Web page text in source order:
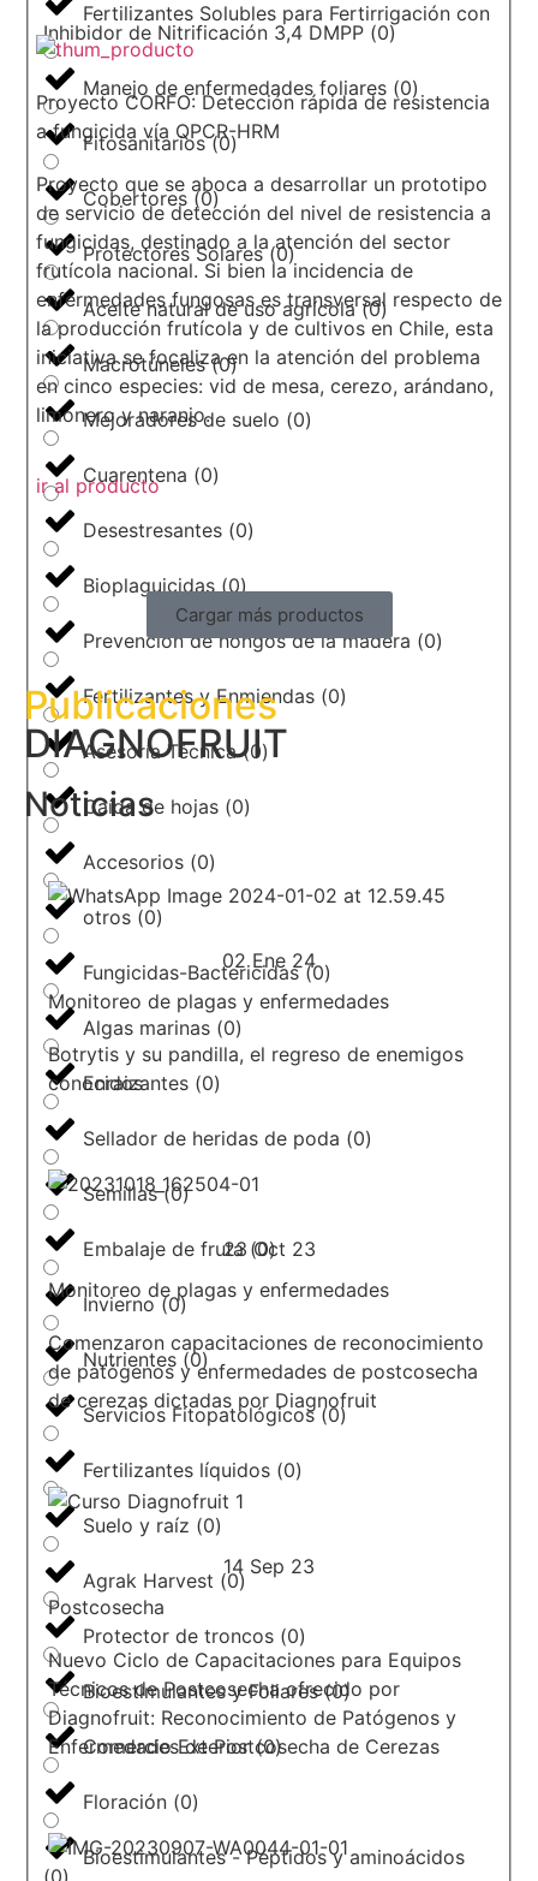
Fertilizantes Solubles para Fertirrigación con
Inhibidor de Nitrificación 3,4 DMPP (0)
Manejo de enfermedades foliares (0)
Fitosanitarios (0)
Cobertores (0)
Protectores Solares (0)
Aceite natural de uso agrícola (0)
Macrotúneles (0)
Mejoradores de suelo (0)
Cuarentena (0)
Desestresantes (0)
Bioplaguicidas (0)
Prevención de hongos de la madera (0)
Fertilizantes y Enmiendas (0)
Asesoría Técnica (0)
Caída de hojas (0)
Accesorios (0)
otros (0)
Fungicidas-Bactericidas (0)
Algas marinas (0)
Enraizantes (0)
Sellador de heridas de poda (0)
Semillas (0)
Embalaje de fruta (0)
Invierno (0)
Nutrientes (0)
Servicios Fitopatológicos (0)
Fertilizantes líquidos (0)
Suelo y raíz (0)
Agrak Harvest (0)
Protector de troncos (0)
Bioestimulantes y Foliares (0)
Comercio Exterior (0)
Floración (0)
Bioestimulantes - Péptidos y aminoácidos
Proyecto CORFO: Detección rápida de resistencia
a fungicida vía QPCR-HRM
Proyecto que se aboca a desarrollar un prototipo
de servicio de detección del nivel de resistencia a
fungicidas, destinado a la atención del sector
frutícola nacional. Si bien la incidencia de
enfermedades fungosas es transversal respecto de
la producción frutícola y de cultivos en Chile, esta
iniciativa se focaliza en la atención del problema
en cinco especies: vid de mesa, cerezo, arándano,
limonero y naranjo.
ir al producto
Cargar más productos
Publicaciones
DIAGNOFRUIT
Noticias
02 Ene 24
Monitoreo de plagas y enfermedades
Botrytis y su pandilla, el regreso de enemigos
conocidos
23 Oct 23
Monitoreo de plagas y enfermedades
Comenzaron capacitaciones de reconocimiento
de patógenos y enfermedades de postcosecha
de cerezas dictadas por Diagnofruit
14 Sep 23
Postcosecha
Nuevo Ciclo de Capacitaciones para Equipos
Técnicos de Postcosecha ofrecido por
Diagnofruit: Reconocimiento de Patógenos y
Enfermedades de Postcosecha de Cerezas